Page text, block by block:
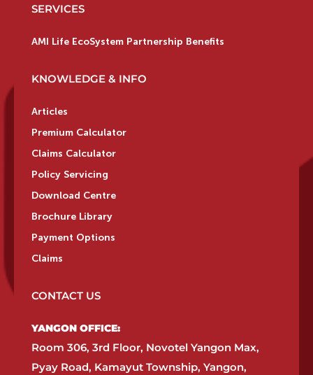
SERVICES
AMI Life EcoSystem Partnership Benefits
KNOWLEDGE & INFO
Articles
Premium Calculator
Claims Calculator
Policy Servicing
Download Centre
Brochure Library
Payment Options
Claims
CONTACT US
YANGON OFFICE:​
Room 306, 3rd Floor, Novotel Yangon Max,
Pyay Road, Kamayut Township, Yangon,